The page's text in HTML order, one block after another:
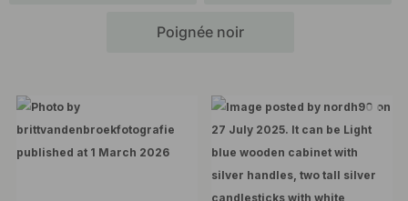
Poignée noir